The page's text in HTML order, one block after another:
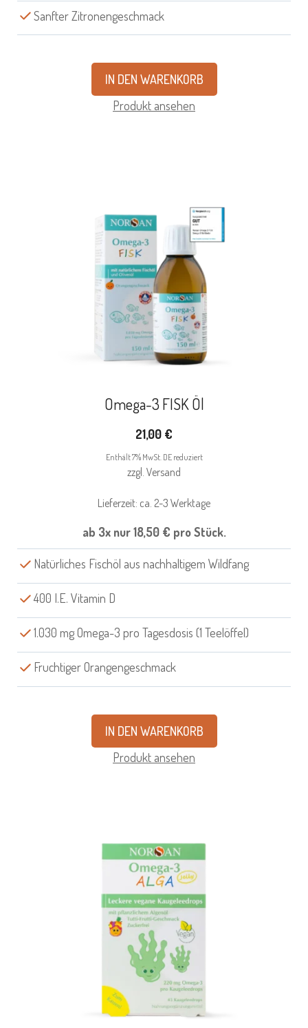
Sanfter Zitronengeschmack
IN DEN WARENKORB
Produkt ansehen
Omega-3 FISK Öl
21,00 €
Enthält 7% MwSt. DE reduziert
zzgl. Versand
Lieferzeit: ca. 2-3 Werktage
ab 3x nur18,50 € pro Stück.
Natürliches Fischöl aus nachhaltigem Wildfang
400 I.E. Vitamin D
1.030 mg Omega-3 pro Tagesdosis (1 Teelöffel)
Fruchtiger Orangengeschmack
IN DEN WARENKORB
Produkt ansehen